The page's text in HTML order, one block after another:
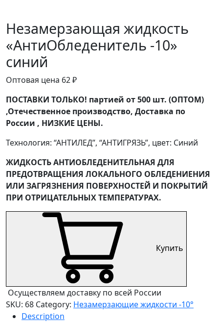
Незамерзающая жидкость
«АнтиОбледенитель -10»
синий
Оптовая цена 62₽
ПОСТАВКИ ТОЛЬКО! партией от 500 шт. (ОПТОМ)
,Отечественное производство, Доставка по
России , НИЗКИЕ ЦЕНЫ.
Технология: “АНТИЛЕД”, “АНТИГРЯЗЬ”, цвет: Синий
ЖИДКОСТЬ АНТИОБЛЕДЕНИТЕЛЬНАЯ ДЛЯ
ПРЕДОТВРАЩЕНИЯ ЛОКАЛЬНОГО ОБЛЕДЕНИЕНИЯ
ИЛИ ЗАГРЯЗНЕНИЯ ПОВЕРХНОСТЕЙ И ПОКРЫТИЙ
ПРИ ОТРИЦАТЕЛЬНЫХ ТЕМПЕРАТУРАХ.
Купить
Осуществляем доставку по всей России
SKU: 68 Category: Незамерзающие жидкости -10°
Description